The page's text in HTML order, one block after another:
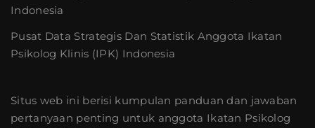
Indonesia
Pusat Data Strategis Dan Statistik Anggota Ikatan
Psikolog Klinis (IPK) Indonesia
Situs web ini berisi kumpulan panduan dan jawaban
pertanyaan penting untuk anggota Ikatan Psikolog